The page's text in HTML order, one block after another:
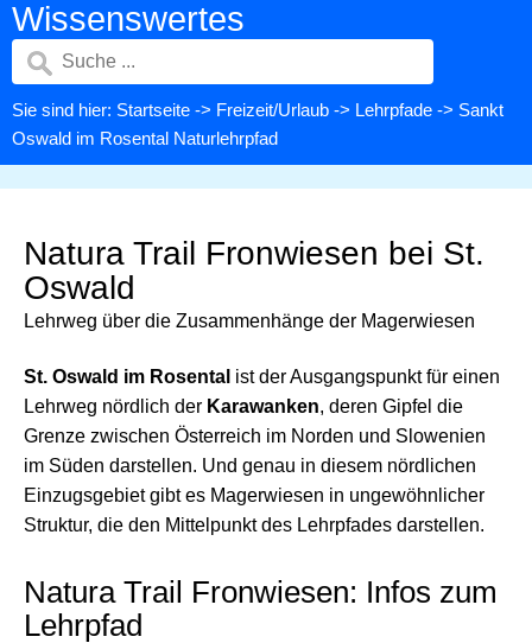
Wissenswertes
Sie sind hier: Startseite -> Freizeit/Urlaub -> Lehrpfade -> Sankt
Oswald im Rosental Naturlehrpfad
Natura Trail Fronwiesen bei St.
Oswald
Lehrweg über die Zusammenhänge der Magerwiesen
St. Oswald im Rosental ist der Ausgangspunkt für einen
Lehrweg nördlich der Karawanken, deren Gipfel die
Grenze zwischen Österreich im Norden und Slowenien
im Süden darstellen. Und genau in diesem nördlichen
Einzugsgebiet gibt es Magerwiesen in ungewöhnlicher
Struktur, die den Mittelpunkt des Lehrpfades darstellen.
Natura Trail Fronwiesen: Infos zum
Lehrpfad